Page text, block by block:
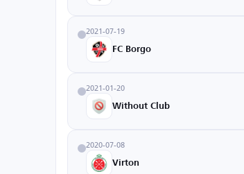
2021-07-19
FC Borgo
2021-01-20
Without Club
2020-07-08
Virton